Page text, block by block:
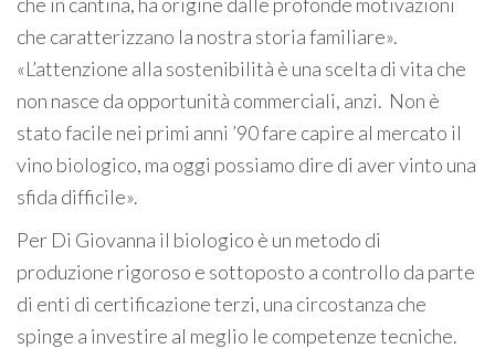
che caratterizzano la nostra storia familiare».
«L’attenzione alla sostenibilità è una scelta di vita che
non nasce da opportunità commerciali, anzi. Non è
stato facile nei primi anni ’90 fare capire al mercato il
vino biologico, ma oggi possiamo dire di aver vinto una
sfida difficile».
Per Di Giovanna il biologico è un metodo di
produzione rigoroso e sottoposto a controllo da parte
di enti di certificazione terzi, una circostanza che
spinge a investire al meglio le competenze tecniche.